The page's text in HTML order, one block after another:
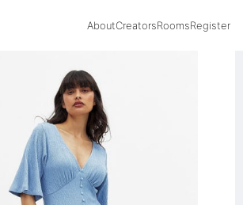
AboutCreatorsRoomsRegister